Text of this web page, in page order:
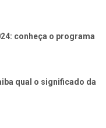
conheça o programa
qual o significado da